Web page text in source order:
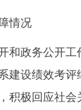
情况
政务公开工
建设绩效考
积极回应社会